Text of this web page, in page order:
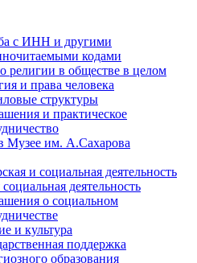
с ИНН и другими
кодами
религии в обществе в целом
и права человека
структуры
и практическое
Музее им. А.Сахарова
и социальная деятельность
деятельность
о социальном
и культура
поддержка
образования